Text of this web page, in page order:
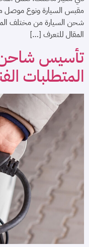
مقبس السيارة ونوع موصل
شحن السيارة من مختلف
المقال للتعرف […]
تأسيس شاحن
المتطلبات